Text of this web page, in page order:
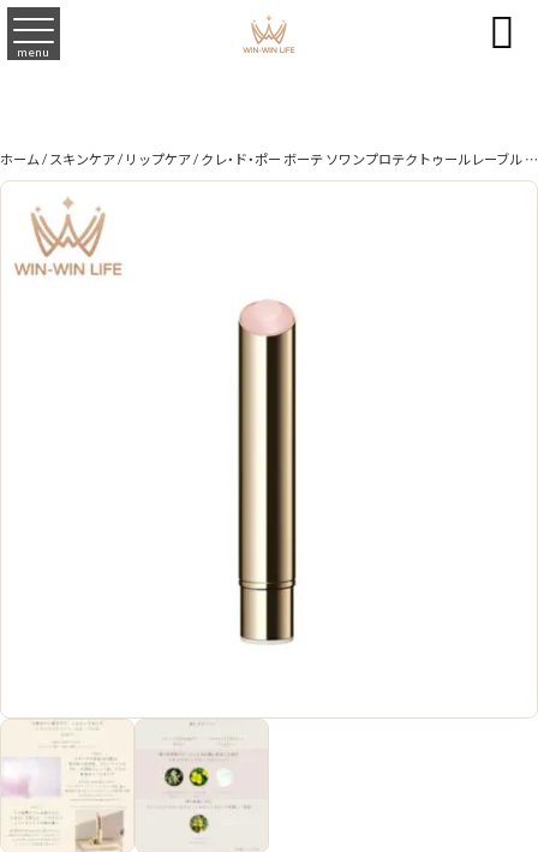
menu 
ホーム/スキンケア/ リップケア/ クレ・ド・ポー ボーテ ソワンプロテクトゥールレーブル リップクリーム リップスティック 4g レフィル 詰め替え用品 中身のみ SPF30・PA+++ UV効果 太陽光から唇を守る UVケア 防御力 うるおい 保湿 スキンケア成分 長時間持続 CPB cpb 資生堂 SHISEIDO shiseido